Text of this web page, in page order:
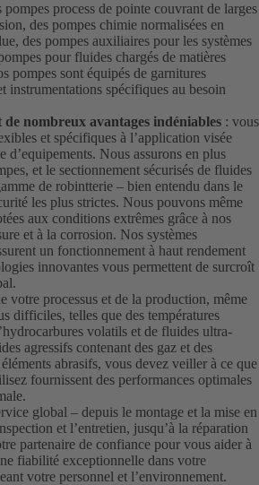
pompes process de pointe couvrant de larges
des pompes chimie normalisées en
des pompes auxiliaires pour les systèmes
pour fluides chargés de matières
pompes sont équipés de garnitures
instrumentations spécifiques au besoin
nombreux avantages indéniables : vous
et spécifiques à l’application visée
d’equipements. Nous assurons en plus
et le sectionnement sécurisés de fluides
de robintterie – bien entendu dans le
les plus strictes. Nous pouvons même
aux conditions extrêmes grâce à nos
et à la corrosion. Nos systèmes
un fonctionnement à haut rendement
innovantes vous permettent de surcroît
votre processus et de la production, même
difficiles, telles que des températures
volatils et de fluides ultra-
agressifs contenant des gaz et des
abrasifs, vous devez veiller à ce que
fournissent des performances optimales
global – depuis le montage et la mise en
et l’entretien, jusqu’à la réparation
partenaire de confiance pour vous aider à
fiabilité exceptionnelle dans votre
votre personnel et l’environnement.